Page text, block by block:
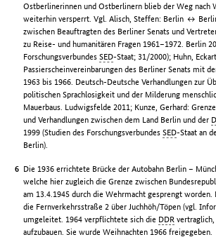
Ostberlinerinnen und Ostberlinern blieb der Weg nach
weiterhin versperrt. Vgl. Alisch, Steffen: Berlin ↔
zwischen Beauftragten des Berliner Senats und
zu Reise- und humanitären Fragen 1961–1972. Berlin
ForschungsverbundesSED-Staat; 31/2000); Huhn,
Passierscheinvereinbarungen des Berliner Senats mit
1963 bis 1966. Deutsch-Deutsche Verhandlungen zur
politischen Sprachlosigkeit und der Milderung
Mauerbaus. Ludwigsfelde 2011; Kunze, Gerhard:
und Verhandlungen zwischen dem Land Berlin und der
1999 (Studien des ForschungsverbundesSED-Staat an
Berlin).
Die 1936 errichtete Brücke der Autobahn Berlin –
welche hier zugleich die Grenze zwischen
am 13.4.1945 durch die Wehrmacht gesprengt
die Fernverkehrsstraße 2 über Juchhöh/Töpen (vgl.
umgeleitet. 1964 verpflichtete sich die DDR
aufzubauen. Sie wurde Weihnachten 1966 freigegeben.